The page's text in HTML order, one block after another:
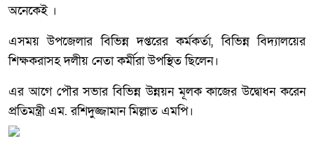
অনেকেই ।
এসময় উপজেলার বিভিন্ন দপ্তরের কর্মকর্তা, বিভিন্ন বিদ্যালয়ের
শিক্ষকরাসহ দলীয় নেতা কর্মীরা উপস্থিত ছিলেন।
এর আগে পৌর সভার বিভিন্ন উন্নয়ন মূলক কাজের উদ্বোধন করেন
প্রতিমন্ত্রী এম. রশিদুজ্জামান মিল্লাত এমপি।